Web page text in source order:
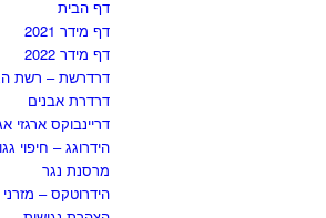
דף הבית
דף מידר 2021
דף מידר 2022
דרדרשת – רשת
דרדרת אבנים
דריינבוקס ארגזי
הידרוגג – חיפוי
מרסנת נגר
הידרוטקס –